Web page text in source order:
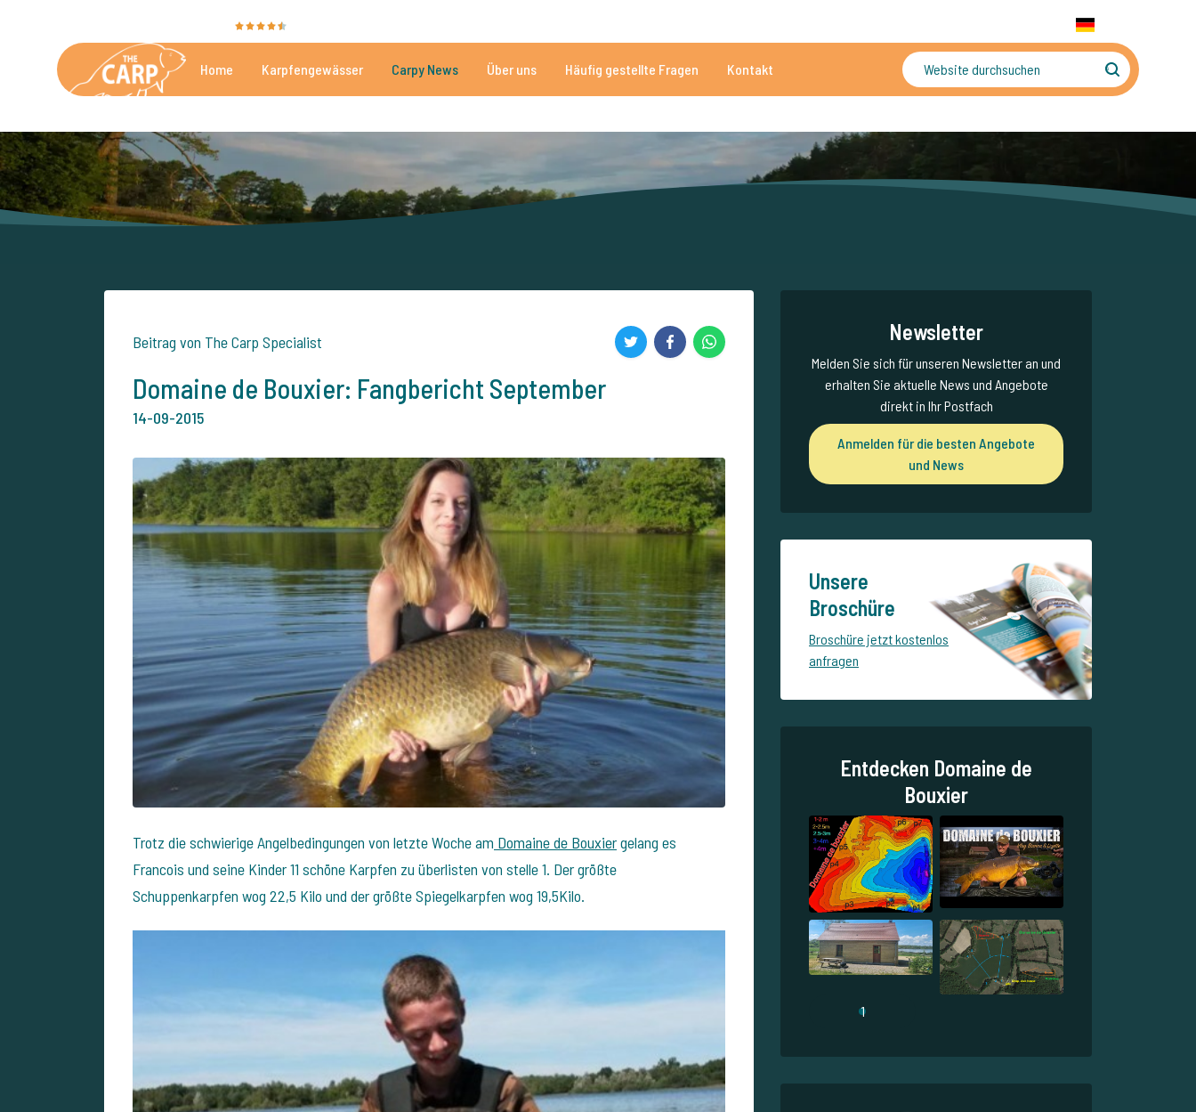
Home Karpfengewässer Carpy News Über uns Häufig gestellte Fragen Kontakt
Beitrag von The Carp Specialist
Domaine de Bouxier: Fangbericht September
14-09-2015
Trotz die schwierige Angelbedingungen von letzte Woche am Domaine de Bouxiergelang es
Francois und seine Kinder 11 schöne Karpfen zu überlisten von stelle 1. Der größte
Schuppenkarpfen wog 22,5 Kilo und der größte Spiegelkarpfen wog 19,5Kilo.
Newsletter
Melden Sie sich für unseren Newsletter an und
erhalten Sie aktuelle News und Angebote
direkt in Ihr Postfach
Anmelden für die besten Angebote
und News
Unsere
Broschüre
Broschüre jetzt kostenlos
anfragen
Entdecken Domaine de
Bouxier
1